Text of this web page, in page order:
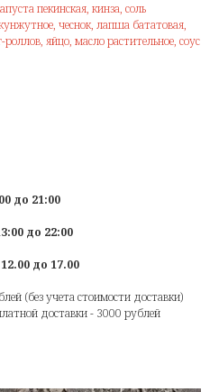
пекинская, кинза, соль
чеснок, лапша бататовая,
яйцо, масло растительное, соус
до 21:00
до 22:00
12.00 до 17.00
(без учета стоимости доставки)
доставки - 3000 рублей